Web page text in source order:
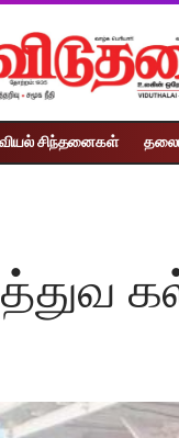
சிந்தனைகள்